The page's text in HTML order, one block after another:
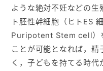
ような絶対不妊などの生
ト胚性幹細胞（ヒトES
Puripotent Stem cell）
ことが可能となれば，精
く，子どもを持てる時